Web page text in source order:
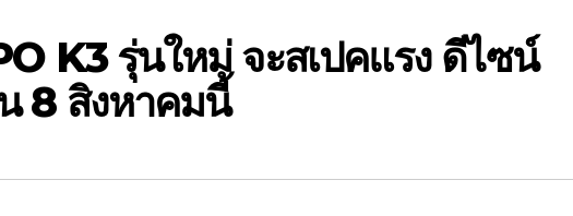
K3 รุ่นใหม่ จะสเปคแรง ดีไซน์
8 สิงหาคมนี้